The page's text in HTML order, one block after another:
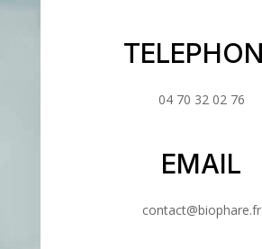
04 70 32 02 76
EMAIL
contact@biophare.fr